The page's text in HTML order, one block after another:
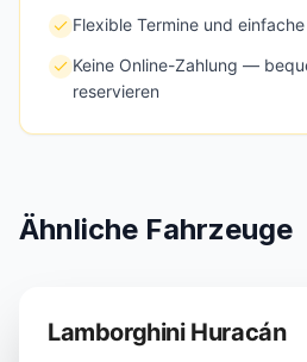
Flexible Termine und
Keine Online-Zahlung —
reservieren
Ähnliche Fahrzeuge
Lamborghini Huracán